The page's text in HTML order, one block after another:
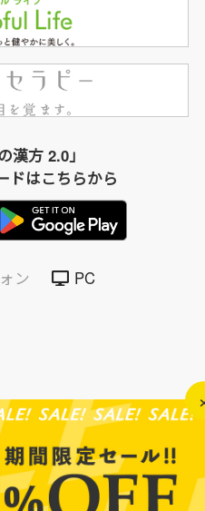
漢方 2.0」
ドはこちらから
ン PC